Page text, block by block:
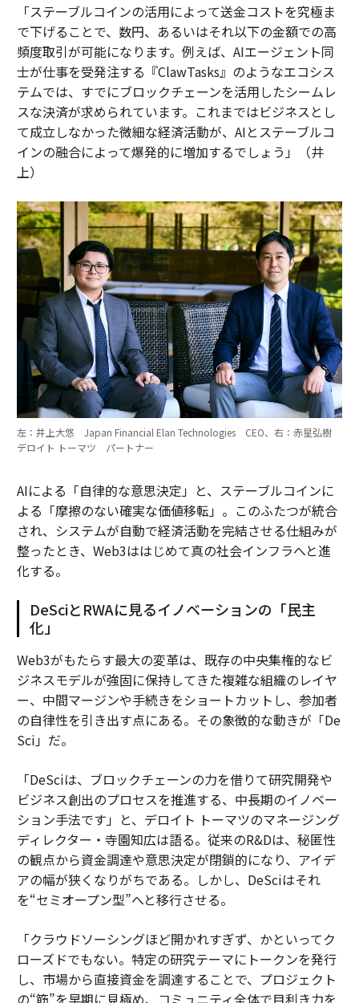
「ステーブルコインの活用によって送金コストを究極ま
で下げることで、数円、あるいはそれ以下の金額での高
頻度取引が可能になります。例えば、AIエージェント同
士が仕事を受発注する『ClawTasks』のようなエコシス
テムでは、すでにブロックチェーンを活用したシームレ
スな決済が求められています。これまではビジネスとし
て成立しなかった微細な経済活動が、AIとステーブルコ
インの融合によって爆発的に増加するでしょう」（井
上）
左：井上大悠 Japan Financial Elan Technologies CEO、右：赤星弘樹
デロイト トーマツ パートナー
AIによる「自律的な意思決定」と、ステーブルコインに
よる「摩擦のない確実な価値移転」。このふたつが統合
され、システムが自動で経済活動を完結させる仕組みが
整ったとき、Web3ははじめて真の社会インフラへと進
化する。
DeSciとRWAに見るイノベーションの「民主
化」
Web3がもたらす最大の変革は、既存の中央集権的なビ
ジネスモデルが強固に保持してきた複雑な組織のレイヤ
ー、中間マージンや手続きをショートカットし、参加者
の自律性を引き出す点にある。その象徴的な動きが「De
Sci」だ。
「DeSciは、ブロックチェーンの力を借りて研究開発や
ビジネス創出のプロセスを推進する、中長期のイノベー
ション手法です」と、デロイト トーマツのマネージング
ディレクター・寺園知広は語る。従来のR&Dは、秘匿性
の観点から資金調達や意思決定が閉鎖的になり、アイデ
アの幅が狭くなりがちである。しかし、DeSciはそれ
を“セミオープン型”へと移行させる。
「クラウドソーシングほど開かれすぎず、かといってク
ローズドでもない。特定の研究テーマにトークンを発行
し、市場から直接資金を調達することで、プロジェクト
の“筋”を早期に見極め、コミュニティ全体で目利き力を